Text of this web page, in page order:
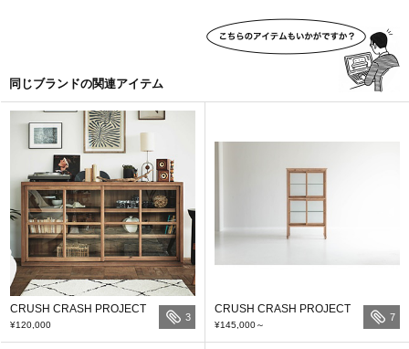
同じブランドの関連アイテム
CRUSH CRASH PROJECT
¥120,000
3
CRUSH CRASH PROJECT
¥145,000～
7